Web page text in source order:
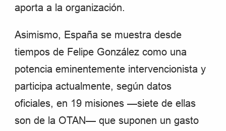
aporta a la organización.
Asimismo, España se muestra desde
tiempos de Felipe González como una
potencia eminentemente intervencionista y
participa actualmente, según datos
oficiales, en 19 misiones —siete de ellas
son de la OTAN— que suponen un gasto